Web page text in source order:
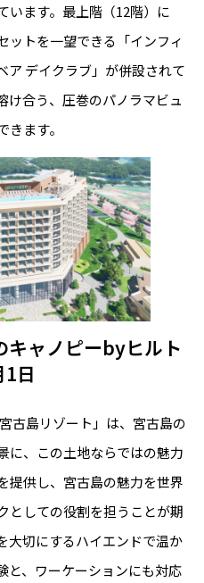
います。最上階（12階）に
ットを一望できる「インフィ
ア デイクラブ」が併設されて
け合う、圧巻のパノラマビュ
ます。
キャノピーbyヒルト
日
古島リゾート」は、宮古島の
に、この土地ならではの魅力
提供し、宮古島の魅力を世界
としての役割を担うことが期
大切にするハイエンドで温か
と、ワーケーションにも対応